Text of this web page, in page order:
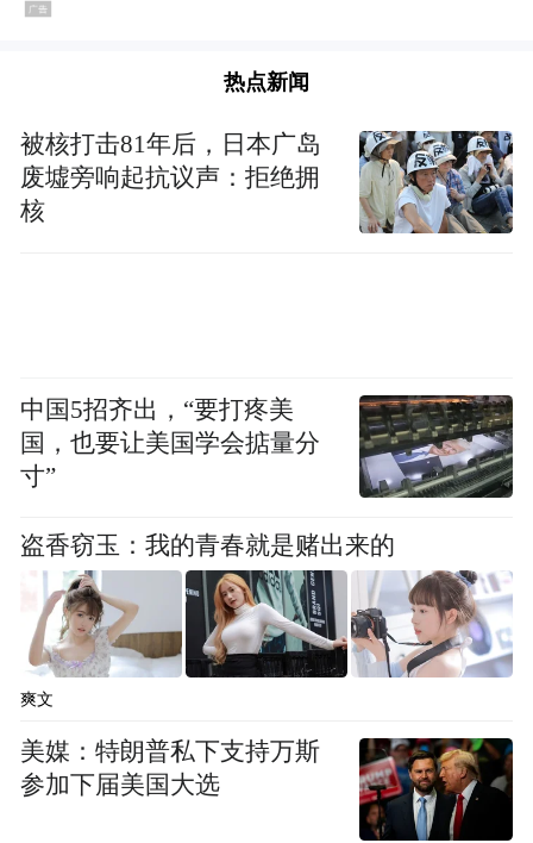
滕王阁景区“还江于民、还岸于民、还景于
民”及北扩工程，是南昌贯彻“人民城市人民
建、人民城市为人民”理念的生动实践，与广
作为“南昌C位”的滕王阁景区，是江西对外展
示的一张文化名片，是游客来昌“打卡”的首
选之地。据统计，今年“五一”假期，滕王阁
景区累计接待市民游客近70万人次，其中收
费区域接待游客12.57万人次，同比增长
8.73%；实现旅游门票收入448.59万元，同比
增长10.65%。
变迁折射出南昌以文化赋能城市更新的决
心。在这里，历史不再高悬于楼阁之上，而
热点新闻
被核打击81年后，日本广岛
废墟旁响起抗议声：拒绝拥
核
中国5招齐出，“要打疼美
国，也要让美国学会掂量分
寸”
盗香窃玉：我的青春就是赌出来的
爽文
美媒：特朗普私下支持万斯
参加下届美国大选